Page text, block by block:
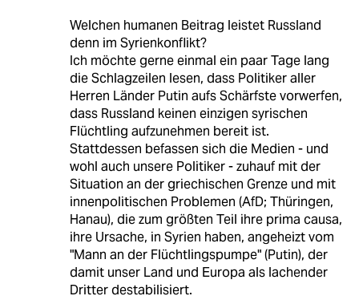
Welchen humanen Beitrag leistet Russland
denn im Syrienkonflikt?
Ich möchte gerne einmal ein paar Tage lang
die Schlagzeilen lesen, dass Politiker aller
Herren Länder Putin aufs Schärfste vorwerfen,
dass Russland keinen einzigen syrischen
Flüchtling aufzunehmen bereit ist.
Stattdessen befassen sich die Medien - und
wohl auch unsere Politiker - zuhauf mit der
Situation an der griechischen Grenze und mit
innenpolitischen Problemen (AfD; Thüringen,
Hanau), die zum größten Teil ihre prima causa,
ihre Ursache, in Syrien haben, angeheizt vom
"Mann an der Flüchtlingspumpe" (Putin), der
damit unser Land und Europa als lachender
Dritter destabilisiert.